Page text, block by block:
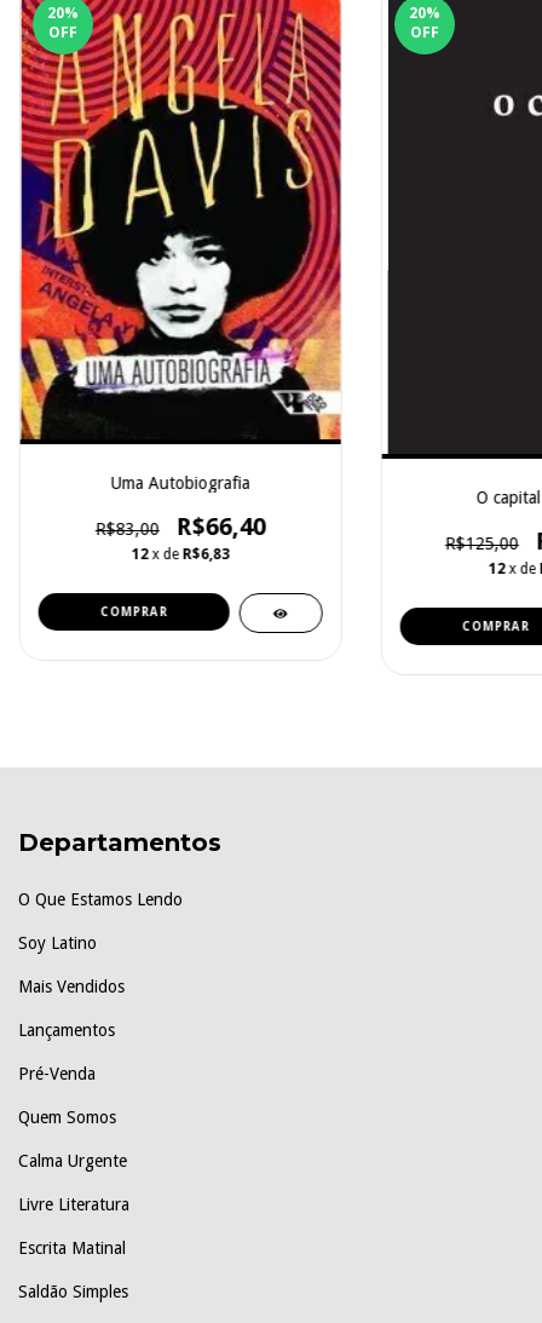
20%
OFF
Uma Autobiografia
R$83,00 R$66,40
12 x de R$6,83
20%
OFF
O
R$125,00
12 x de
Departamentos
O Que Estamos Lendo
Soy Latino
Mais Vendidos
Lançamentos
Pré-Venda
Quem Somos
Calma Urgente
Livre Literatura
Escrita Matinal
Saldão Simples